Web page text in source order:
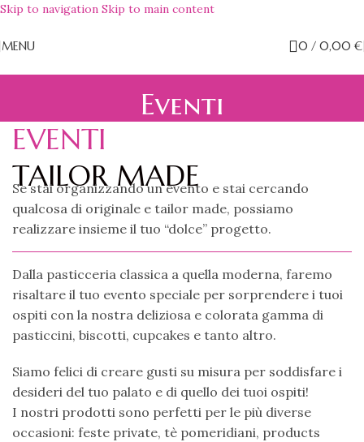
Skip to navigation Skip to main content
MENU 0 / 0,00 €
Eventi
EVENTI
TAILOR MADE
Se stai organizzando un evento e stai cercando
qualcosa di originale e tailor made, possiamo
realizzare insieme il tuo “dolce” progetto.
​Dalla pasticceria classica a quella moderna, faremo
risaltare il tuo evento speciale per sorprendere i tuoi
ospiti con la nostra deliziosa e colorata gamma di
pasticcini, biscotti, cupcakes e tanto altro.
Siamo felici di creare gusti su misura per soddisfare i
desideri del tuo palato e di quello dei tuoi ospiti!
I nostri prodotti sono perfetti per le più diverse
occasioni: feste private, tè pomeridiani, products